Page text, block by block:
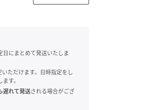
にまとめて発送いたしま
ただけます。日時指定をし
す。
遅れて発送される場合がござ